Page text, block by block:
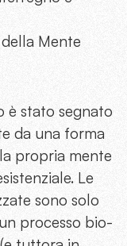
Mente
è stato segnato
da una forma
propria mente
Le
sono solo
processo bio-